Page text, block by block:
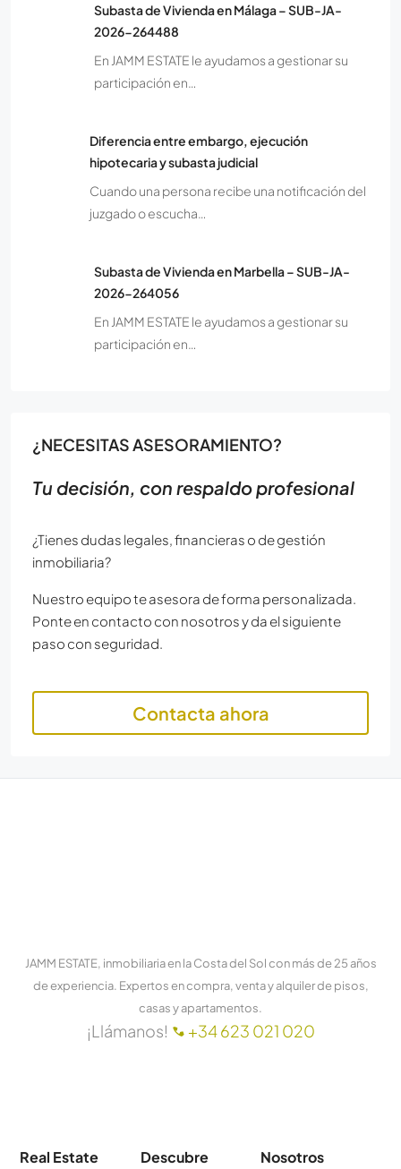
Subasta de Vivienda en Málaga – SUB-JA-
2026-264488
En JAMM ESTATE le ayudamos a gestionar su
participación en…
Diferencia entre embargo, ejecución
hipotecaria y subasta judicial
Cuando una persona recibe una notificación del
juzgado o escucha…
Subasta de Vivienda en Marbella – SUB-JA-
2026-264056
En JAMM ESTATE le ayudamos a gestionar su
participación en…
¿NECESITAS ASESORAMIENTO?
Tu decisión, con respaldo profesional
¿Tienes dudas legales, financieras o de gestión
inmobiliaria?
Nuestro equipo te asesora de forma personalizada.
Ponte en contacto con nosotros y da el siguiente
paso con seguridad.
Contacta ahora
JAMM ESTATE, inmobiliaria en la Costa del Sol con más de 25 años
de experiencia. Expertos en compra, venta y alquiler de pisos,
casas y apartamentos.
¡Llámanos! +34 623 021 020
Real Estate Descubre Nosotros